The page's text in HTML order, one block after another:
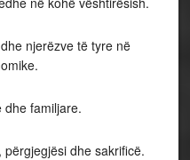
njerëzve të tyre në
dhe familjare.
dhe sakrificë.